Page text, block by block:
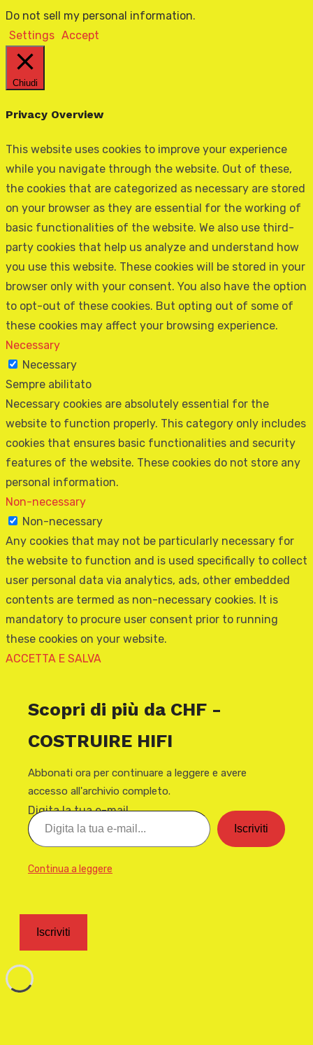
Do not sell my personal information.
Settings Accept
Chiudi
Privacy Overview
This website uses cookies to improve your experience
while you navigate through the website. Out of these,
the cookies that are categorized as necessary are stored
on your browser as they are essential for the working of
basic functionalities of the website. We also use third-
party cookies that help us analyze and understand how
you use this website. These cookies will be stored in your
browser only with your consent. You also have the option
to opt-out of these cookies. But opting out of some of
these cookies may affect your browsing experience.
Necessary
Necessary
Sempre abilitato
Necessary cookies are absolutely essential for the
website to function properly. This category only includes
cookies that ensures basic functionalities and security
features of the website. These cookies do not store any
personal information.
Non-necessary
Non-necessary
Any cookies that may not be particularly necessary for
the website to function and is used specifically to collect
user personal data via analytics, ads, other embedded
contents are termed as non-necessary cookies. It is
mandatory to procure user consent prior to running
these cookies on your website.
ACCETTA E SALVA
Scopri di più da CHF -
COSTRUIRE HIFI
Abbonati ora per continuare a leggere e avere
accesso all'archivio completo.
Digita la tua e-mail...
Iscriviti
Continua a leggere
Iscriviti